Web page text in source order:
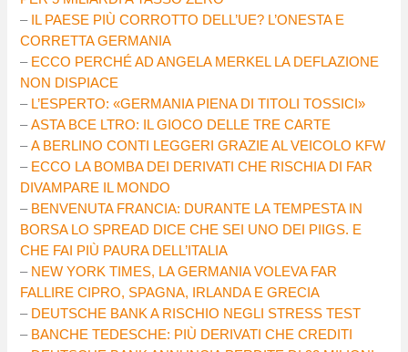
–
IL PAESE PIÙ CORROTTO DELL’UE? L’ONESTA E
CORRETTA GERMANIA
– ECCO PERCHÉ AD ANGELA MERKEL LA DEFLAZIONE
NON DISPIACE
– L’ESPERTO: «GERMANIA PIENA DI TITOLI TOSSICI»
–ASTA BCE LTRO: IL GIOCO DELLE TRE CARTE
–A BERLINO CONTI LEGGERI GRAZIE AL VEICOLO KFW
– ECCO LA BOMBA DEI DERIVATI CHE RISCHIA DI FAR
DIVAMPARE IL MONDO
– BENVENUTA FRANCIA: DURANTE LA TEMPESTA IN
BORSA LO SPREAD DICE CHE SEI UNO DEI PIIGS. E
CHE FAI PIÙ PAURA DELL’ITALIA
– NEW YORK TIMES, LA GERMANIA VOLEVA FAR
FALLIRE CIPRO, SPAGNA, IRLANDA E GRECIA
– DEUTSCHE BANK A RISCHIO NEGLI STRESS TEST
– BANCHE TEDESCHE: PIÙ DERIVATI CHE CREDITI